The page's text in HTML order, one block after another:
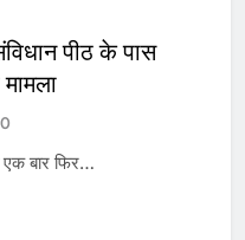
पीठ के पास
0
बार फिर…